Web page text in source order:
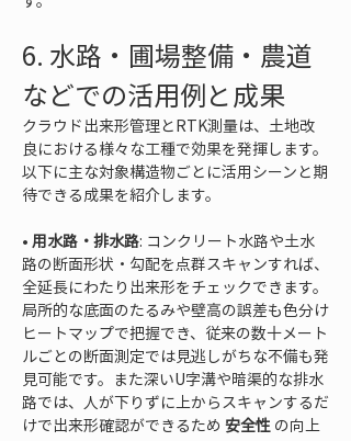
6. 水路・圃場整備・農道
などでの活用例と成果
クラウド出来形管理とRTK測量は、土地改
良における様々な工種で効果を発揮します。
以下に主な対象構造物ごとに活用シーンと期
待できる成果を紹介します。
• 用水路・排水路: コンクリート水路や土水
路の断面形状・勾配を点群スキャンすれば、
全延長にわたり出来形をチェックできます。
局所的な底面のたるみや壁高の誤差も色分け
ヒートマップで把握でき、従来の数十メート
ルごとの断面測定では見逃しがちな不備も発
見可能です。また深いU字溝や暗渠的な排水
路では、人が下りずに上からスキャンするだ
けで出来形確認ができるため 安全性 の向上